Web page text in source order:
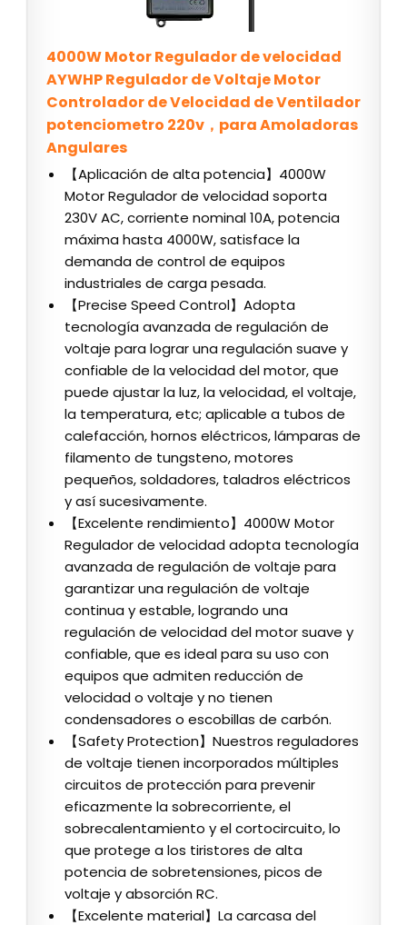
4000W Motor Regulador de velocidad
AYWHP Regulador de Voltaje Motor
Controlador de Velocidad de Ventilador
potenciometro 220v，para Amoladoras
Angulares
【Aplicación de alta potencia】4000W
Motor Regulador de velocidad soporta
230V AC, corriente nominal 10A, potencia
máxima hasta 4000W, satisface la
demanda de control de equipos
industriales de carga pesada.
【Precise Speed Control】Adopta
tecnología avanzada de regulación de
voltaje para lograr una regulación suave y
confiable de la velocidad del motor, que
puede ajustar la luz, la velocidad, el voltaje,
la temperatura, etc; aplicable a tubos de
calefacción, hornos eléctricos, lámparas de
filamento de tungsteno, motores
pequeños, soldadores, taladros eléctricos
y así sucesivamente.
【Excelente rendimiento】4000W Motor
Regulador de velocidad adopta tecnología
avanzada de regulación de voltaje para
garantizar una regulación de voltaje
continua y estable, logrando una
regulación de velocidad del motor suave y
confiable, que es ideal para su uso con
equipos que admiten reducción de
velocidad o voltaje y no tienen
condensadores o escobillas de carbón.
【Safety Protection】Nuestros reguladores
de voltaje tienen incorporados múltiples
circuitos de protección para prevenir
eficazmente la sobrecorriente, el
sobrecalentamiento y el cortocircuito, lo
que protege a los tiristores de alta
potencia de sobretensiones, picos de
voltaje y absorción RC.
【Excelente material】La carcasa del